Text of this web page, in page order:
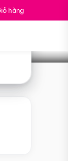
hàng